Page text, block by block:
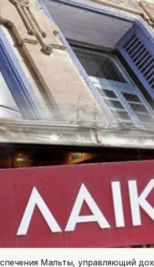
Мальты, управляющий